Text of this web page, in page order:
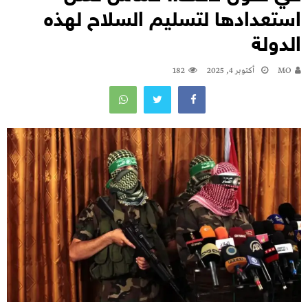
استعدادها لتسليم السلاح لهذه
الدولة
MO أكتوبر 4, 2025 182